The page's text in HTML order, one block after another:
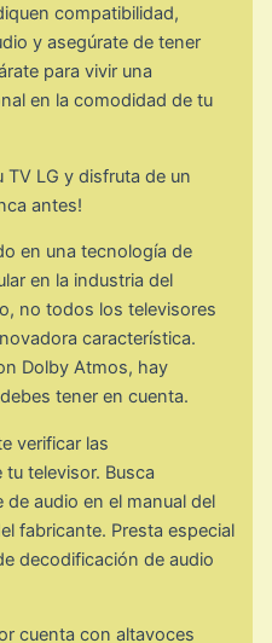
compatibilidad,
y asegúrate de tener
para vivir una
en la comodidad de tu
TV LG y disfruta de un
antes!
en una tecnología de
en la industria del
no todos los televisores
característica.
Dolby Atmos, hay
tener en cuenta.
verificar las
televisor. Busca
audio en el manual del
fabricante. Presta especial
decodificación de audio
cuenta con altavoces